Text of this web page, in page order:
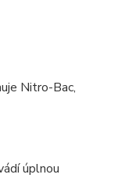
Nitro-Bac,
úplnou